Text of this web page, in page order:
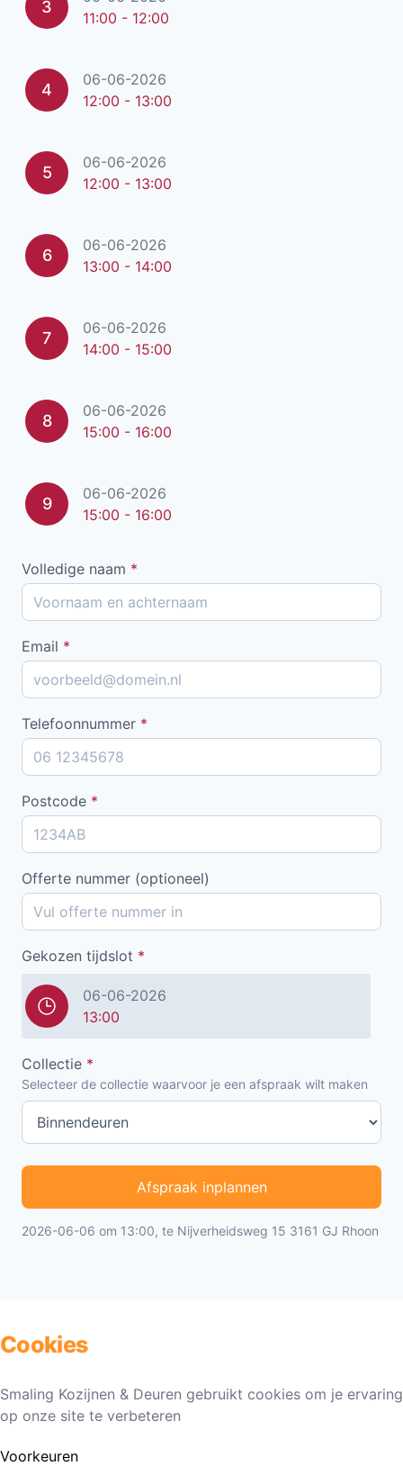
3
11:00 - 12:00
4
06-06-2026
12:00 - 13:00
5
06-06-2026
12:00 - 13:00
6
06-06-2026
13:00 - 14:00
7
06-06-2026
14:00 - 15:00
8
06-06-2026
15:00 - 16:00
9
06-06-2026
15:00 - 16:00
Volledige naam *
Email *
Telefoonnummer *
Postcode *
Offerte nummer (optioneel)
Gekozen tijdslot *
06-06-2026
13:00
Collectie *
Selecteer de collectie waarvoor je een afspraak wilt maken
Afspraak inplannen
2026-06-06 om 13:00, te Nijverheidsweg 15 3161 GJ Rhoon
Cookies
Smaling Kozijnen & Deuren gebruikt cookies om je ervaring
op onze site te verbeteren
Voorkeuren